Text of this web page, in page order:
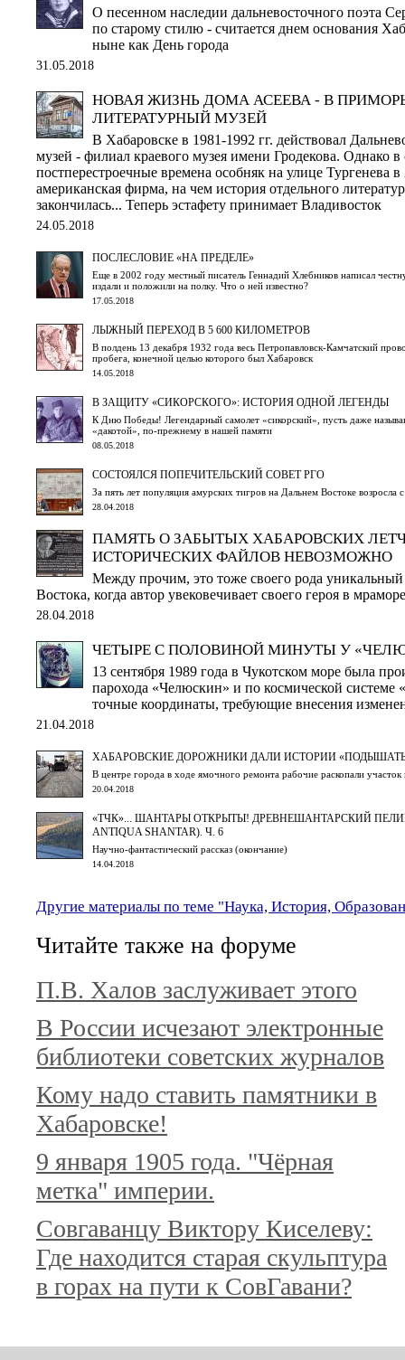
О песенном наследии дальневосточного поэта
по старому стилю - считается днем основания
ныне как День города
31.05.2018
НОВАЯ ЖИЗНЬ ДОМА АСЕЕВА - В
ЛИТЕРАТУРНЫЙ МУЗЕЙ
В Хабаровске в 1981-1992 гг. действовал
музей - филиал краевого музея имени Гродекова. Однако
постперестроечные времена особняк на улице Тургенева в
американская фирма, на чем история отдельного
закончилась... Теперь эстафету принимает Владивосток
24.05.2018
ПОСЛЕСЛОВИЕ «НА ПРЕДЕЛЕ»
Еще в 2002 году местный писатель Геннадий Хлебников написал
издали и положили на полку. Что о ней известно?
17.05.2018
ЛЫЖНЫЙ ПЕРЕХОД В 5 600 КИЛОМЕТРОВ
В полдень 13 декабря 1932 года весь Петропавловск-Камчатский
пробега, конечной целью которого был Хабаровск
14.05.2018
В ЗАЩИТУ «СИКОРСКОГО»: ИСТОРИЯ ОДНОЙ ЛЕГЕНДЫ
К Дню Победы! Легендарный самолет «сикорский», пусть даже
«дакотой», по-прежнему в нашей памяти
08.05.2018
СОСТОЯЛСЯ ПОПЕЧИТЕЛЬСКИЙ СОВЕТ РГО
За пять лет популяция амурских тигров на Дальнем Востоке
28.04.2018
ПАМЯТЬ О ЗАБЫТЫХ ХАБАРОВСКИХ
ИСТОРИЧЕСКИХ ФАЙЛОВ НЕВОЗМОЖНО
Между прочим, это тоже своего рода уникальный
Востока, когда автор увековечивает своего героя в
28.04.2018
ЧЕТЫРЕ С ПОЛОВИНОЙ МИНУТЫ У
13 сентября 1989 года в Чукотском море была
парохода «Челюскин» и по космической системе
точные координаты, требующие внесения
21.04.2018
ХАБАРОВСКИЕ ДОРОЖНИКИ ДАЛИ ИСТОРИИ
В центре города в ходе ямочного ремонта рабочие раскопали
20.04.2018
«ТЧК»... ШАНТАРЫ ОТКРЫТЫ! ДРЕВНЕШАНТАРСКИЙ
ANTIQUA SHANTAR). Ч. 6
Научно-фантастический рассказ (окончание)
14.04.2018
Другие материалы по теме "Наука, История,
Читайте также на форуме
П.В. Халов заслуживает этого
В России исчезают электронные
библиотеки советских журналов
Кому надо ставить памятники в
Хабаровске!
9 января 1905 года. "Чёрная
метка" империи.
Совгаванцу Виктору Киселеву:
Где находится старая скульптура
в горах на пути к СовГавани?